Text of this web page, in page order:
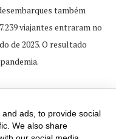
também
viajantes entraram no
de 2023. O resultado
ads, to provide social
We also share